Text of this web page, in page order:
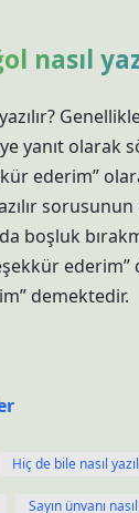
nasıl
yanıt olarak
ederim”
boşluk
ederim”
demektedir.
Hiç de bile nasıl
Sayın ünvanı